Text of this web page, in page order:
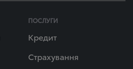
ПОСЛУГИ
Кредит
Страхування